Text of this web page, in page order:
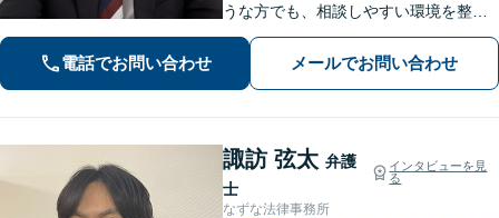
うな方でも、相談しやすい環境を整え
ています。依頼者様に寄り添った対応
を心がけています。【離婚・男女問
題】DV被害へ積極的に対応。お気軽に
電話でお問い合わせ メールでお問い合わせ
諏訪 弦太 弁護
士
インタビューを見
る
なずな法律事務所